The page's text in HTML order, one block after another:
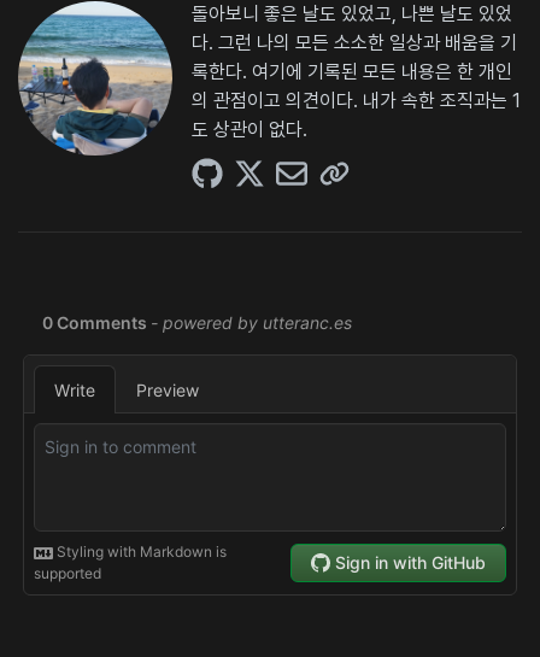
돌아보니 좋은 날도 있었고, 나쁜 날도 있었
다. 그런 나의 모든 소소한 일상과 배움을 기
록한다. 여기에 기록된 모든 내용은 한 개인
의 관점이고 의견이다. 내가 속한 조직과는 1
도 상관이 없다.